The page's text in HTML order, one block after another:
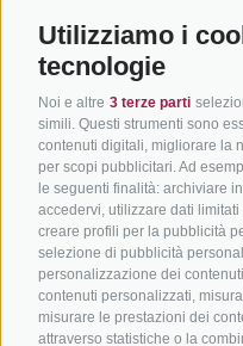
Utilizziamo i
tecnologie
Noi e altre 3 terze parti
simili. Questi strumenti sono
contenuti digitali, migliorare la
per scopi pubblicitari. Ad
le seguenti finalità: archiviare
accedervi, utilizzare dati
creare profili per la pubblicità
selezione di pubblicità
personalizzazione dei
contenuti personalizzati,
misurare le prestazioni dei
attraverso statistiche o la
SÜDTIROL
Hotel & pacchetti
Pacchetti vacanze
Buoni vacanza
Hot Deals
Bike & Work